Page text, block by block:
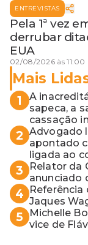
ENTREVISTAS
Pela 1ª vez
derrubar
EUA
02/08/2026 às 11:00
Mais
1
A
sapeca, a
cassação
vaga do
2 Advogado
apontado
ligada ao
3
Relator da
anunciado
4
Jaques
5
Michelle
vice de